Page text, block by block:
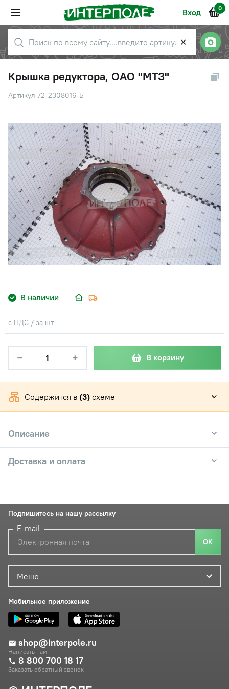
Вход 0
✕
Крышка редуктора, ОАО "МТЗ"
Артикул 72-2308016-Б
В наличии
с НДС / за шт
− + В корзину
Содержится в (3) схеме
Описание
Доставка и оплата
Меню
Мобильное приложение
shop@interpole.ru
Написать нам
8 800 700 18 17
Заказать обратный звонок
Подпишитесь на нашу рассылку
E-mail
ОК